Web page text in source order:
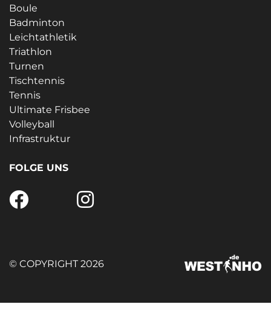
Boule
Badminton
Leichtathletik
Triathlon
Turnen
Tischtennis
Tennis
Ultimate Frisbee
Volleyball
Infrastruktur
FOLGE UNS
© COPYRIGHT 2026